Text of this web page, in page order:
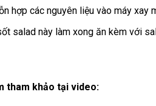
hợp các nguyên liệu vào máy
salad này làm xong ăn kèm với
tham khảo tại video: